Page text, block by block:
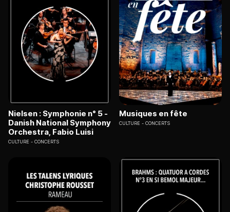
Nielsen : Symphonie n° 5 -
Danish National Symphony
Orchestra, Fabio Luisi
CULTURE CONCERTS
Musiques en fête
CULTURE CONCERTS